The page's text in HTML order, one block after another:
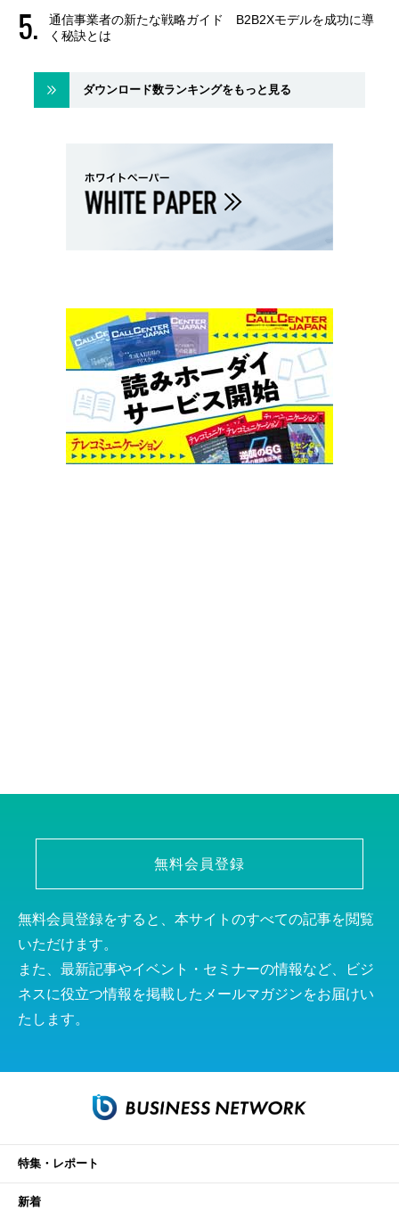
通信事業者の新たな戦略ガイド B2B2Xモデルを成功に導
く秘訣とは
ダウンロード数ランキングをもっと見る
無料会員登録
無料会員登録をすると、本サイトのすべての記事を閲覧
いただけます。
また、最新記事やイベント・セミナーの情報など、ビジ
ネスに役立つ情報を掲載したメールマガジンをお届けい
たします。
特集・レポート
新着